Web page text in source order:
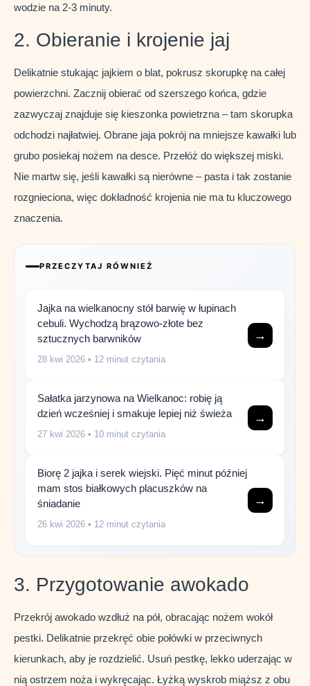
wodzie na 2-3 minuty.
2. Obieranie i krojenie jaj
Delikatnie stukając jajkiem o blat, pokrusz skorupkę na całej
powierzchni. Zacznij obierać od szerszego końca, gdzie
zazwyczaj znajduje się kieszonka powietrzna – tam skorupka
odchodzi najłatwiej. Obrane jaja pokrój na mniejsze kawałki lub
grubo posiekaj nożem na desce. Przełóż do większej miski.
Nie martw się, jeśli kawałki są nierówne – pasta i tak zostanie
rozgnieciona, więc dokładność krojenia nie ma tu kluczowego
znaczenia.
PRZECZYTAJ RÓWNIEŻ
Jajka na wielkanocny stół barwię w łupinach
cebuli. Wychodzą brązowo-złote bez
sztucznych barwników
28 kwi 2026 • 12 minut czytania
→
Sałatka jarzynowa na Wielkanoc: robię ją
dzień wcześniej i smakuje lepiej niż świeża
27 kwi 2026 • 10 minut czytania
→
Biorę 2 jajka i serek wiejski. Pięć minut później
mam stos białkowych placuszków na
śniadanie
26 kwi 2026 • 12 minut czytania
→
3. Przygotowanie awokado
Przekrój awokado wzdłuż na pół, obracając nożem wokół
pestki. Delikatnie przekręć obie połówki w przeciwnych
kierunkach, aby je rozdzielić. Usuń pestkę, lekko uderzając w
nią ostrzem noża i wykręcając. Łyżką wyskrob miąższ z obu